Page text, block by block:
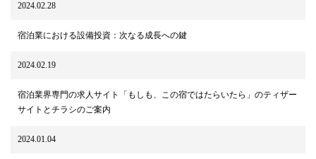
2024.02.28
宿泊業における設備投資：次なる成長への鍵
2024.02.19
宿泊業界専門の求人サイト「もしも、この宿ではたらいたら」のティザー
サイトとチラシのご案内
2024.01.04